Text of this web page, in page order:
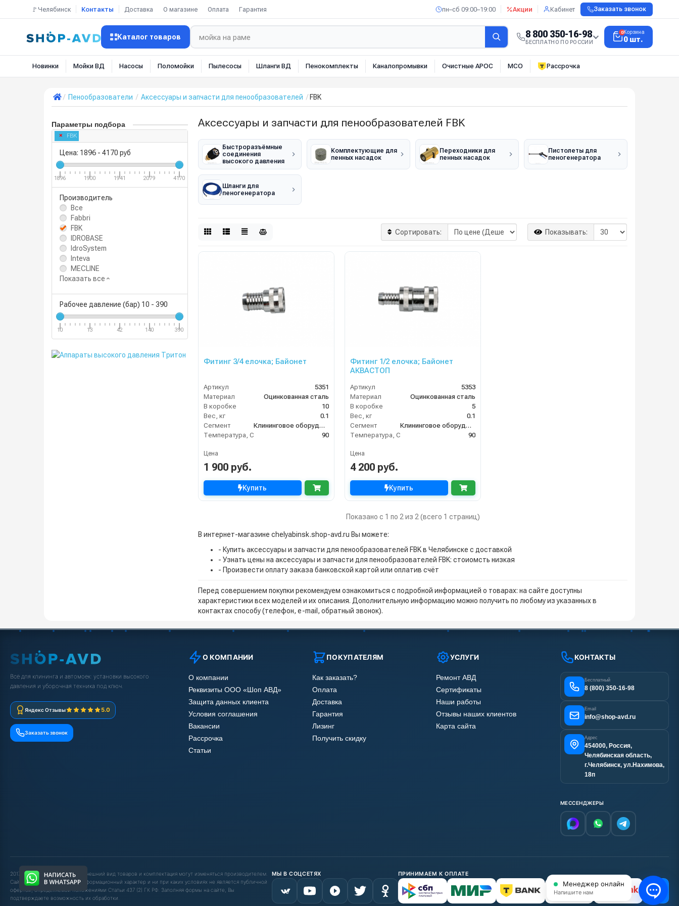
🚩Челябинск Контакты Доставка О магазине Оплата Гарантия пн–сб 09:00–19:00 Акции Кабинет Заказать звонок
Каталог товаров 8 800 350-16-98
БЕСПЛАТНО ПО РОССИИ
0Корзина
0 шт.
Новинки Мойки ВД Насосы Поломойки Пылесосы Шланги ВД Пенокомплекты Каналопромывки Очистные АРОС МСО Рассрочка
Пенообразователи Аксессуары и запчасти для пенообразователей FBK
Параметры подбора
FBK
Цена: 1896 - 4170 руб
1896 1900 1941 2079 4170
Производитель
Все
Fabbri
FBK
IDROBASE
IdroSystem
Inteva
MECLINE
Показать все
Рабочее давление (бар) 10 - 390
10 13 42 140 390
Аксессуары и запчасти для пенообразователей FBK
Быстроразъёмные
соединения
высокого давления
Комплектующие для
пенных насадок
Переходники для
пенных насадок
Пистолеты для
пеногенератора
Шланги для
пеногенератора
Сортировать: Показывать:
Фитинг 3/4 елочка; Байонет
Артикул
5351
Материал
Оцинкованная сталь
В коробке
10
Вес, кг
0.1
Сегмент
Клининговое оборудование
Температура, C
90
Цена
1 900 руб.
Купить
Фитинг 1/2 елочка; Байонет
АКВАСТОП
Артикул
5353
Материал
Оцинкованная сталь
В коробке
5
Вес, кг
0.1
Сегмент
Клининговое оборудование
Температура, C
90
Цена
4 200 руб.
Купить
Показано с 1 по 2 из 2 (всего 1 страниц)
В интернет-магазине chelyabinsk.shop-avd.ru Вы можете:
- Купить аксессуары и запчасти для пенообразователей FBK в Челябинске с доставкой
- Узнать цены на аксессуары и запчасти для пенообразователей FBK: стоиомсть низкая
- Произвести оплату заказа банковской картой или оплатив счёт
Перед совершением покупки рекомендуем ознакомиться с подробной информацией о товарах: на сайте доступны
характеристики всех моделей и их описания. Дополнительную информацию можно получить по любому из указанных в
контактах способу (телефон, e-mail, обратный звонок).
Всё для клининга и автомоек: установки высокого
давления и уборочная техника под ключ.
Яндекс Отзывы 5.0
Заказать звонок
О КОМПАНИИ
О компании
Реквизиты ООО «Шоп АВД»
Защита данных клиента
Условия соглашения
Вакансии
Рассрочка
Статьи
ПОКУПАТЕЛЯМ
Как заказать?
Оплата
Доставка
Гарантия
Лизинг
Получить скидку
УСЛУГИ
Ремонт АВД
Сертификаты
Наши работы
Отзывы наших клиентов
Карта сайта
КОНТАКТЫ
Бесплатный
8 (800) 350-16-98
Email
info@shop-avd.ru
Адрес
454000, Россия,
Челябинская область,
г.Челябинск, ул.Нахимова,
18п
МЕССЕНДЖЕРЫ
2017-2025 © ООО "ШОП АВД". Внешний вид товаров и комплектация могут изменяться производителем.
Сайт носит исключительно информационный характер и ни при каких условиях не является публичной
офертой, определяемой положениями Статьи 437 (2) ГК РФ. Заполняя формы на сайте, Вы
подтверждаете возможность их обработки.
МЫ В СОЦСЕТЯХ ПРИНИМАЕМ К ОПЛАТЕ
С НДС
Менеджер онлайн
Напишите нам